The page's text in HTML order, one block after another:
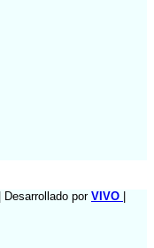
| Desarrollado por VIVO